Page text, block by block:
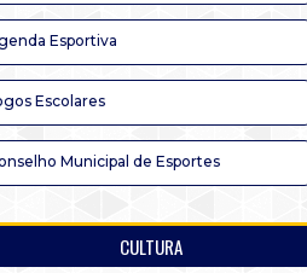
Esportiva
Escolares
Municipal de Esportes
CULTURA